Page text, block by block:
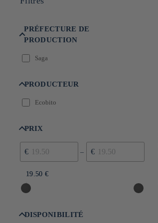
:
PRÉFECTURE DE
PRODUCTION
Saga
PRODUCTEUR
Ecobito
PRIX
€ – €
19.50 €
19.50 €
DISPONIBILITÉ